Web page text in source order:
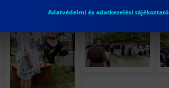
Adatvédelmi és adatkezelési tájékoztató